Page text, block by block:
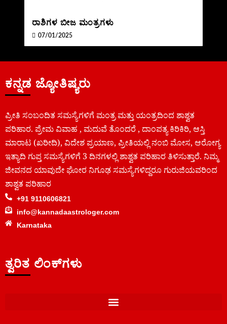
ರಾಶಿಗಳ ಬೀಜ ಮಂತ್ರಗಳು
07/01/2025
ಕನ್ನಡ ಜ್ಯೋತಿಷ್ಯರು
ಪ್ರೀತಿ ಸಂಬಂದಿತ ಸಮಸ್ಯೆಗಳಿಗೆ ಮಂತ್ರ ಮತ್ತು ಯಂತ್ರದಿಂದ ಶಾಶ್ವತ
ಪರಿಹಾರ. ಪ್ರೇಮ ವಿವಾಹ , ಮದುವೆ ತೊಂದರೆ , ದಾಂಪತ್ಯ ಕಿರಿಕಿರಿ, ಆಸ್ತಿ
ಮಾರಾಟ (ಖರೀದಿ), ವಿದೇಶ ಪ್ರಯಾಣ, ಪ್ರೀತಿಯಲ್ಲಿ ನಂಬಿ ಮೋಸ, ಆರೋಗ್ಯ
ಇತ್ಯಾದಿ ಗುಪ್ತ ಸಮಸ್ಯೆಗಳಿಗೆ 3 ದಿನಗಳಲ್ಲಿ ಶಾಶ್ವತ ಪರಿಹಾರ ತಿಳಿಸುತ್ತಾರೆ. ನಿಮ್ಮ
ಜೀವನದ ಯಾವುದೇ ಘೋರ ನಿಗೂಢ ಸಮಸ್ಯೆಗಳಿದ್ದರೂ ಗುರುಜಿಯವರಿಂದ
ಶಾಶ್ವತ ಪರಿಹಾರ
+91 9110606821
info@kannadaastrologer.com
Karnataka
ತ್ವರಿತ ಲಿಂಕ್‌ಗಳು